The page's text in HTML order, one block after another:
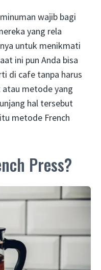
wajib bagi
yang rela
untuk menikmati
ini pun Anda bisa
di cafe tanpa harus
atau metode yang
hal tersebut
metode French
Press?